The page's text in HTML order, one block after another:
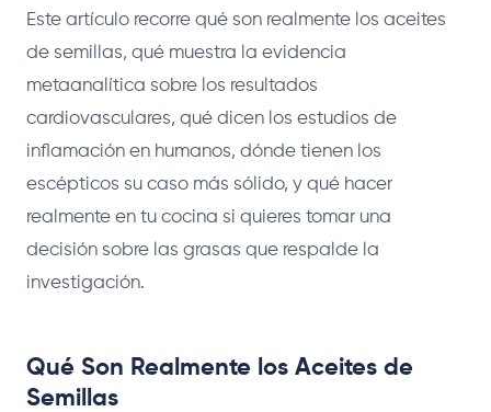
Este artículo recorre qué son realmente los aceites
de semillas, qué muestra la evidencia
metaanalítica sobre los resultados
cardiovasculares, qué dicen los estudios de
inflamación en humanos, dónde tienen los
escépticos su caso más sólido, y qué hacer
realmente en tu cocina si quieres tomar una
decisión sobre las grasas que respalde la
investigación.
Qué Son Realmente los Aceites de
Semillas